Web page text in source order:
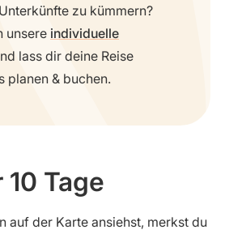
zu kümmern?
unsere individuelle
lass dir deine Reise
planen & buchen.
Tage
auf der Karte ansiehst, merkst du